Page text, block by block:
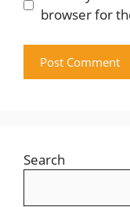
browser for
Search